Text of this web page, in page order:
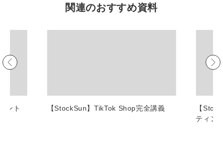
正社員
常勤監査役
関連のおすすめ資料
ント 【StockSun】TikTok Shop完全講義
【
ティン